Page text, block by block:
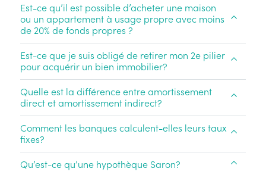
Est-ce qu’il est possible d’acheter une maison
ou un appartement à usage propre avec moins
de 20% de fonds propres ?
Est-ce que je suis obligé de retirer mon 2e pilier
pour acquérir un bien immobilier?
Quelle est la différence entre amortissement
direct et amortissement indirect?
Comment les banques calculent-elles leurs taux
fixes?
Qu’est-ce qu’une hypothèque Saron?